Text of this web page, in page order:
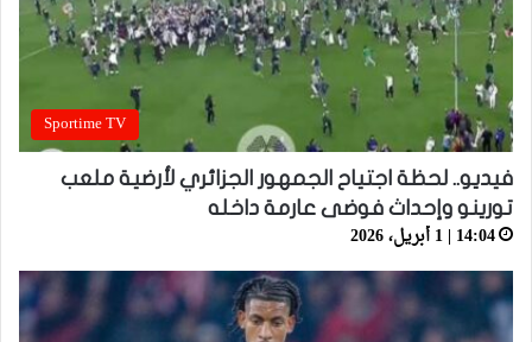
Sportime TV
فيديو.. لحظة اجتياح الجمهور الجزائري لأرضية ملعب
تورينو وإحداث فوضى عارمة داخله
14:04 | 1 أبريل، 2026